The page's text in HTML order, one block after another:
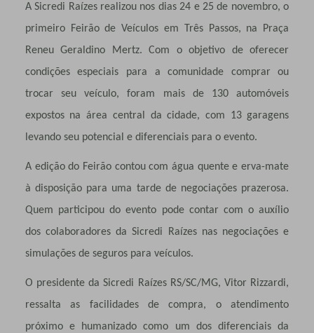
A Sicredi Raízes realizou nos dias 24 e 25 de novembro, o
primeiro Feirão de Veículos em Três Passos, na Praça
Reneu Geraldino Mertz. Com o objetivo de oferecer
condições especiais para a comunidade comprar ou
trocar seu veículo, foram mais de 130 automóveis
expostos na área central da cidade, com 13 garagens
levando seu potencial e diferenciais para o evento.
A edição do Feirão contou com água quente e erva-mate
à disposição para uma tarde de negociações prazerosa.
Quem participou do evento pode contar com o auxílio
dos colaboradores da Sicredi Raízes nas negociações e
simulações de seguros para veículos.
O presidente da Sicredi Raízes RS/SC/MG, Vitor Rizzardi,
ressalta as facilidades de compra, o atendimento
próximo e humanizado como um dos diferenciais da